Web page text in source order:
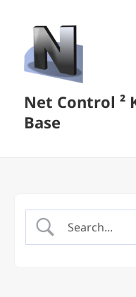
Net Control ²
Base